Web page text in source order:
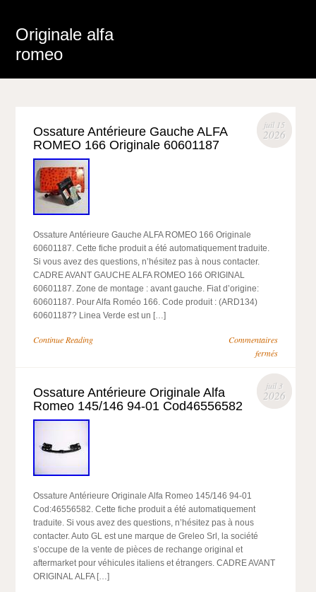
Originale alfa
romeo
juil 15
2026
Ossature Antérieure Gauche ALFA
ROMEO 166 Originale 60601187
Ossature Antérieure Gauche ALFA ROMEO 166 Originale
60601187. Cette fiche produit a été automatiquement traduite.
Si vous avez des questions, n’hésitez pas à nous contacter.
CADRE AVANT GAUCHE ALFA ROMEO 166 ORIGINAL
60601187. Zone de montage : avant gauche. Fiat d’origine:
60601187. Pour Alfa Roméo 166. Code produit : (ARD134)
60601187? Linea Verde est un […]
Continue Reading
Commentaires
fermés
juil 3
2026
Ossature Antérieure Originale Alfa
Romeo 145/146 94-01 Cod46556582
Ossature Antérieure Originale Alfa Romeo 145/146 94-01
Cod:46556582. Cette fiche produit a été automatiquement
traduite. Si vous avez des questions, n’hésitez pas à nous
contacter. Auto GL est une marque de Greleo Srl, la société
s’occupe de la vente de pièces de rechange original et
aftermarket pour véhicules italiens et étrangers. CADRE AVANT
ORIGINAL ALFA […]